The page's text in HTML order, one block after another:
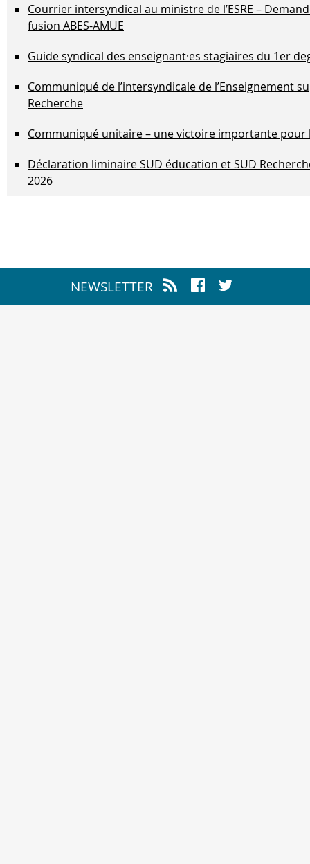
Courrier intersyndical au ministre de l’ESRE –
fusion ABES-AMUE
Guide syndical des enseignant·es stagiaires du 1er
Communiqué de l’intersyndicale de l’Enseignement
Recherche
Communiqué unitaire – une victoire importante pour
Déclaration liminaire SUD éducation et SUD
2026
NEWSLETTER